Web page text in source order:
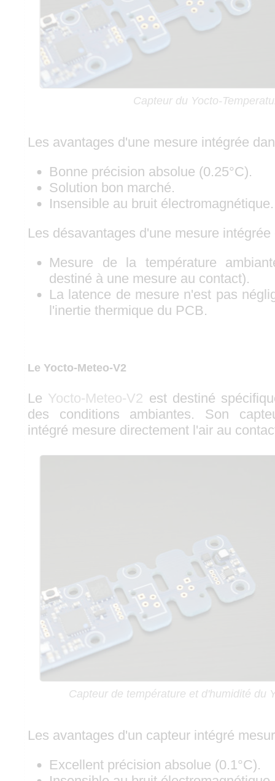
Capteur du Yocto-
Les avantages d'une mesure intégrée
Bonne précision absolue (0.25°C).
Solution bon marché.
Insensible au bruit électromagnétique.
Les désavantages d'une mesure
Mesure de la température
destiné à une mesure au contact).
La latence de mesure n'est pas
l'inertie thermique du PCB.
Le Yocto-Meteo-V2
Le Yocto-Meteo-V2 est destiné
des conditions ambiantes. Son
intégré mesure directement l'air au
Capteur de température et d'humidité du
Les avantages d'un capteur intégré
Excellent précision absolue (0.1°C).